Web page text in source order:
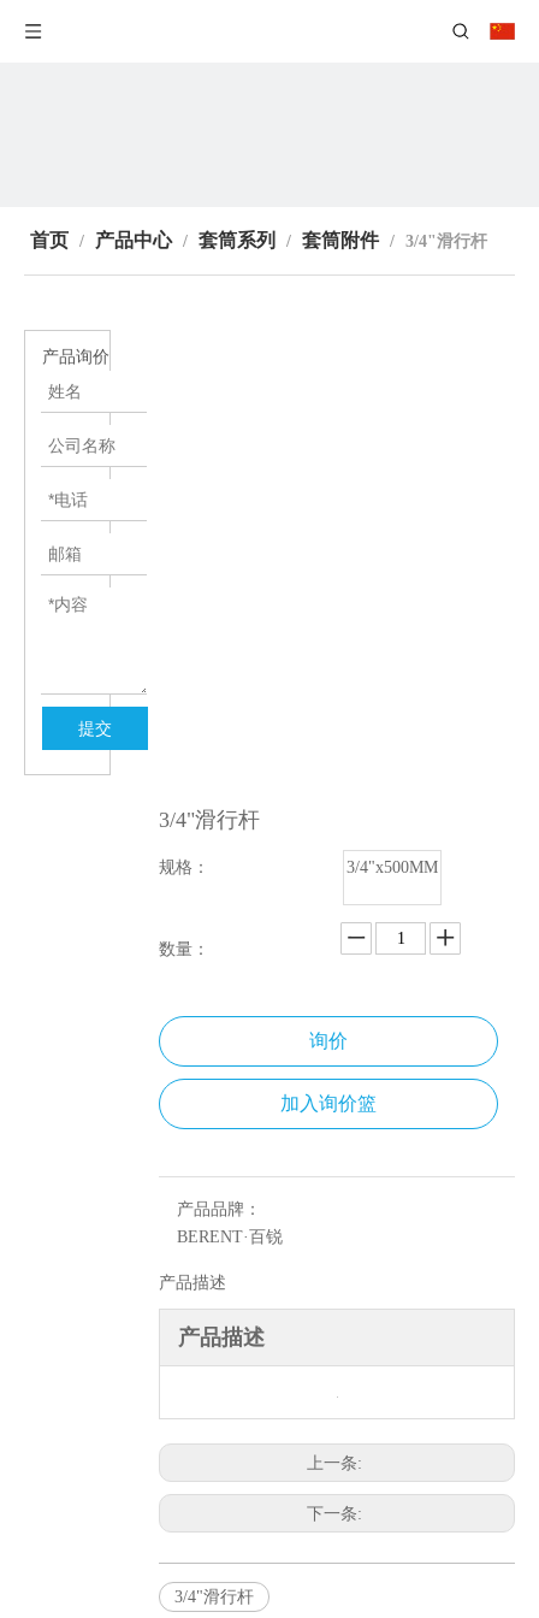
首页 / 产品中心 / 套筒系列 / 套筒附件 / 3/4"滑行杆
产品询价
提交
3/4"滑行杆
规格： 3/4"x500MM
数量：
询价
加入询价篮
产品品牌：
BERENT·百锐
产品描述
产品描述
上一条:
下一条:
3/4"滑行杆